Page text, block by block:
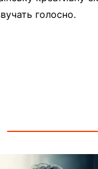
голосно.